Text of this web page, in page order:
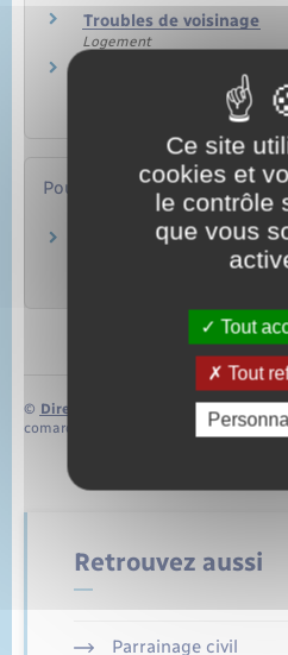
Troubles de voisinage
Logement
Aide aux travaux
logement proche d'un
Pour en savoir plus
Confort et qualité
© Direction de l’information légale et
comarquage developpé par baseo.io
Retrouvez aussi
Parrainage civil
Ce site
cookies et
le contrôle
que vous
Tout
Tout